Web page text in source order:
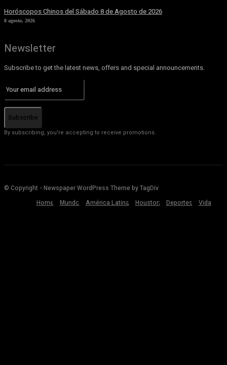
Horóscopos Chinos del Sábado 8 de Agosto de 2026
8 agosto, 2026
Newsletter
Subscribe to get the latest news, offers and special announcements.
Subscribe
By subscribing, you're accepting to receive promotions.
© Copyright - Newspaper WordPress Theme by TagDiv
Home
Mundo América Latina Houston Deportes Vida